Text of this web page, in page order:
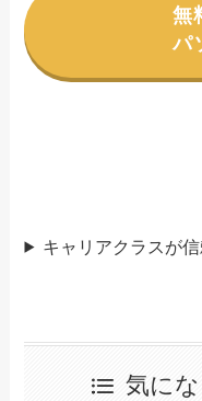
無
パ
キャリアクラスが
気に